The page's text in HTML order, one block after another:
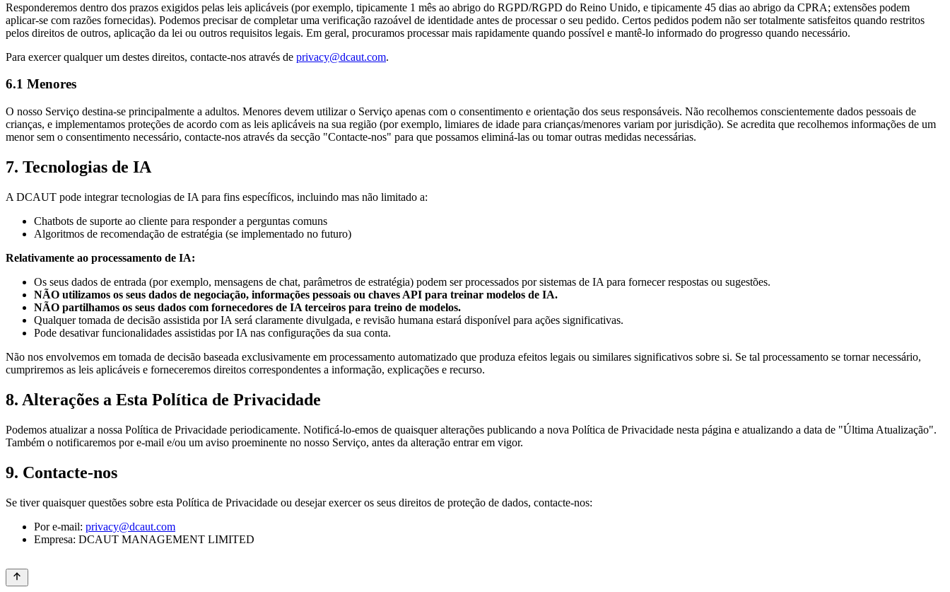
Responderemos dentro dos prazos exigidos pelas leis aplicáveis (por exemplo, tipicamente 1 mês ao abrigo do RGPD/RGPD do Reino Unido, e tipicamente 45 dias ao abrigo da CPRA; extensões podem
aplicar-se com razões fornecidas). Podemos precisar de completar uma verificação razoável de identidade antes de processar o seu pedido. Certos pedidos podem não ser totalmente satisfeitos quando restritos
pelos direitos de outros, aplicação da lei ou outros requisitos legais. Em geral, procuramos processar mais rapidamente quando possível e mantê-lo informado do progresso quando necessário.
Para exercer qualquer um destes direitos, contacte-nos através de privacy@dcaut.com.
6.1 Menores
O nosso Serviço destina-se principalmente a adultos. Menores devem utilizar o Serviço apenas com o consentimento e orientação dos seus responsáveis. Não recolhemos conscientemente dados pessoais de
crianças, e implementamos proteções de acordo com as leis aplicáveis na sua região (por exemplo, limiares de idade para crianças/menores variam por jurisdição). Se acredita que recolhemos informações de um
menor sem o consentimento necessário, contacte-nos através da secção "Contacte-nos" para que possamos eliminá-las ou tomar outras medidas necessárias.
7. Tecnologias de IA
A DCAUT pode integrar tecnologias de IA para fins específicos, incluindo mas não limitado a:
Chatbots de suporte ao cliente para responder a perguntas comuns
Algoritmos de recomendação de estratégia (se implementado no futuro)
Relativamente ao processamento de IA:
Os seus dados de entrada (por exemplo, mensagens de chat, parâmetros de estratégia) podem ser processados por sistemas de IA para fornecer respostas ou sugestões.
NÃO utilizamos os seus dados de negociação, informações pessoais ou chaves API para treinar modelos de IA.
NÃO partilhamos os seus dados com fornecedores de IA terceiros para treino de modelos.
Qualquer tomada de decisão assistida por IA será claramente divulgada, e revisão humana estará disponível para ações significativas.
Pode desativar funcionalidades assistidas por IA nas configurações da sua conta.
Não nos envolvemos em tomada de decisão baseada exclusivamente em processamento automatizado que produza efeitos legais ou similares significativos sobre si. Se tal processamento se tornar necessário,
cumpriremos as leis aplicáveis e forneceremos direitos correspondentes a informação, explicações e recurso.
8. Alterações a Esta Política de Privacidade
Podemos atualizar a nossa Política de Privacidade periodicamente. Notificá-lo-emos de quaisquer alterações publicando a nova Política de Privacidade nesta página e atualizando a data de "Última Atualização".
Também o notificaremos por e-mail e/ou um aviso proeminente no nosso Serviço, antes da alteração entrar em vigor.
9. Contacte-nos
Se tiver quaisquer questões sobre esta Política de Privacidade ou desejar exercer os seus direitos de proteção de dados, contacte-nos:
Por e-mail: privacy@dcaut.com
Empresa: DCAUT MANAGEMENT LIMITED